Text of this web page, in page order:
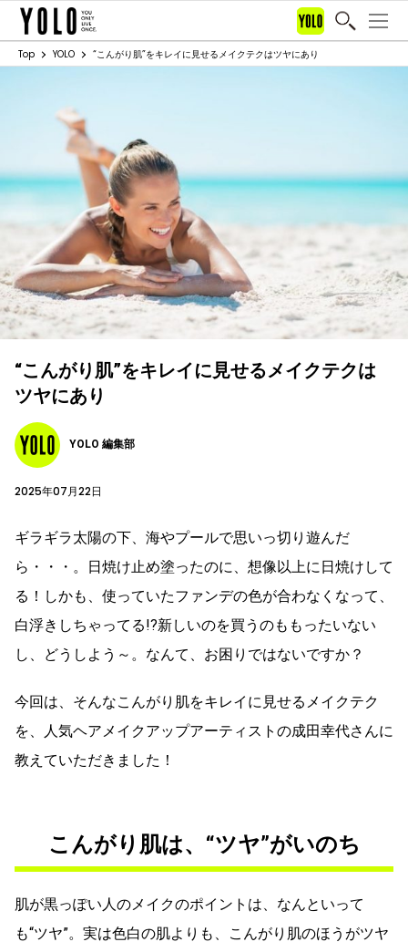
Top YOLO “こんがり肌”をキレイに見せるメイクテクはツヤにあり
“こんがり肌”をキレイに見せるメイクテクは
ツヤにあり
YOLO 編集部
2025年07月22日
ギラギラ太陽の下、海やプールで思いっ切り遊んだ
ら・・・。日焼け止め塗ったのに、想像以上に日焼けして
る！しかも、使っていたファンデの色が合わなくなって、
白浮きしちゃってる!?新しいのを買うのももったいない
し、どうしよう～。なんて、お困りではないですか？
今回は、そんなこんがり肌をキレイに見せるメイクテク
を、人気ヘアメイクアップアーティストの成田幸代さんに
教えていただきました！
こんがり肌は、“ツヤ”がいのち
肌が黒っぽい人のメイクのポイントは、なんといって
も“ツヤ”。実は色白の肌よりも、こんがり肌のほうがツヤ